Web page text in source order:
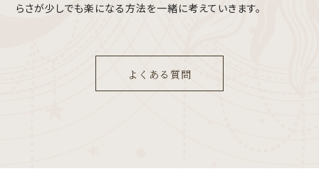
らさが少しでも楽になる方法を一緒に考えていきます。
よくある質問